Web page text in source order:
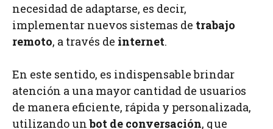
necesidad de adaptarse, es decir,
implementar nuevos sistemas de trabajo
remoto, a través de internet.
En este sentido, es indispensable brindar
atención a una mayor cantidad de usuarios
de manera eficiente, rápida y personalizada,
utilizando unbot de conversación, que